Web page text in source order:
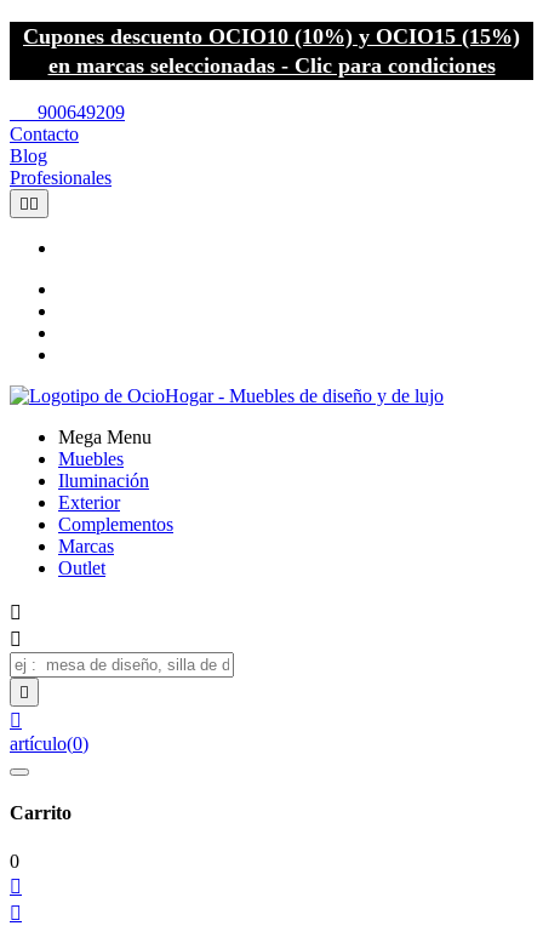
Cupones descuento OCIO10 (10%) y OCIO15 (15%)
en marcas seleccionadas - Clic para condiciones
900649209
Contacto
Blog
Profesionales
 
Mega Menu
Muebles
Iluminación
Exterior
Complementos
Marcas
Outlet




artículo(0)
Carrito
0

